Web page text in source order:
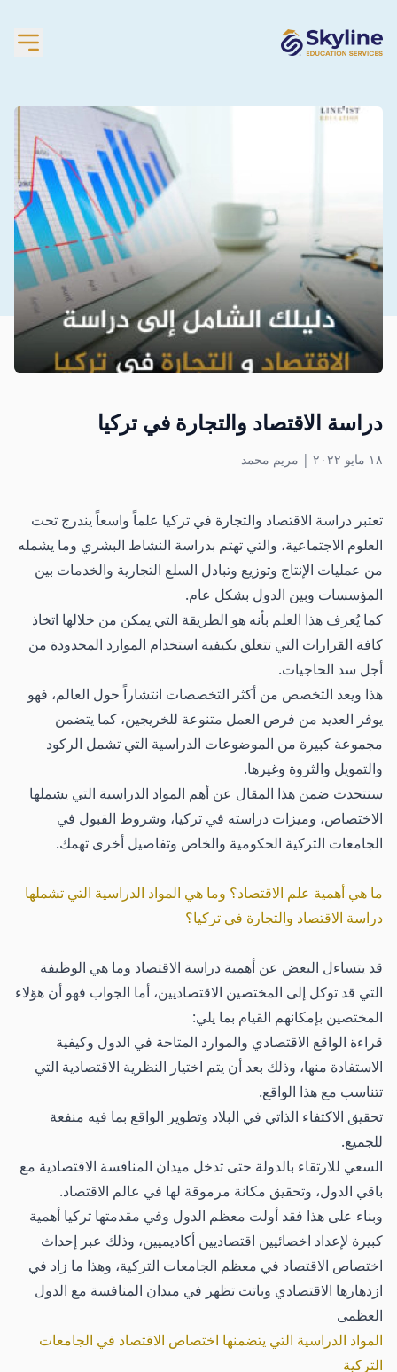
دراسة الاقتصاد والتجارة في تركيا
١٨ مايو ٢٠٢٢ | مريم محمد
تعتبر دراسة الاقتصاد والتجارة في تركيا علماً واسعاً يندرج تحت
العلوم الاجتماعية، والتي تهتم بدراسة النشاط البشري وما يشمله
من عمليات الإنتاج وتوزيع وتبادل السلع التجارية والخدمات بين
المؤسسات وبين الدول بشكل عام.
كما يُعرف هذا العلم بأنه هو الطريقة التي يمكن من خلالها اتخاذ
كافة القرارات التي تتعلق بكيفية استخدام الموارد المحدودة من
أجل سد الحاجيات.
هذا ويعد التخصص من أكثر التخصصات انتشاراً حول العالم، فهو
يوفر العديد من فرص العمل متنوعة للخريجين، كما يتضمن
مجموعة كبيرة من الموضوعات الدراسية التي تشمل الركود
والتمويل والثروة وغيرها.
سنتحدث ضمن هذا المقال عن أهم المواد الدراسية التي يشملها
الاختصاص، وميزات دراسته في تركيا، وشروط القبول في
الجامعات التركية الحكومية والخاص وتفاصيل أخرى تهمك.
ما هي أهمية علم الاقتصاد؟ وما هي المواد الدراسية التي تشملها
دراسة الاقتصاد والتجارة في تركيا؟
قد يتساءل البعض عن أهمية دراسة الاقتصاد وما هي الوظيفة
التي قد توكل إلى المختصين الاقتصاديين، أما الجواب فهو أن هؤلاء
المختصين بإمكانهم القيام بما يلي:
قراءة الواقع الاقتصادي والموارد المتاحة في الدول وكيفية
الاستفادة منها، وذلك بعد أن يتم اختيار النظرية الاقتصادية التي
تتناسب مع هذا الواقع.
تحقيق الاكتفاء الذاتي في البلاد وتطوير الواقع بما فيه منفعة
للجميع.
السعي للارتقاء بالدولة حتى تدخل ميدان المنافسة الاقتصادية مع
باقي الدول، وتحقيق مكانة مرموقة لها في عالم الاقتصاد.
وبناء على هذا فقد أولت معظم الدول وفي مقدمتها تركيا أهمية
كبيرة لإعداد اخصائيين اقتصاديين أكاديميين، وذلك عبر إحداث
اختصاص الاقتصاد في معظم الجامعات التركية، وهذا ما زاد في
ازدهارها الاقتصادي وباتت تظهر في ميدان المنافسة مع الدول
العظمى
المواد الدراسية التي يتضمنها اختصاص الاقتصاد في الجامعات
التركية